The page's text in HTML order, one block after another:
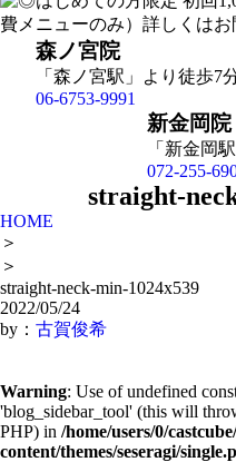
森ノ宮院
「森ノ宮駅」より徒歩7
06-6753-9991
新金岡院
「新金岡
072-255-
straight-
HOME
＞
＞
straight-neck-min-1024x539
2022/05/24
by： 古賀俊希
Warning: Use of undefined
'blog_sidebar_tool' (this will
PHP) in /home/users/0/
content/themes/seseragi/